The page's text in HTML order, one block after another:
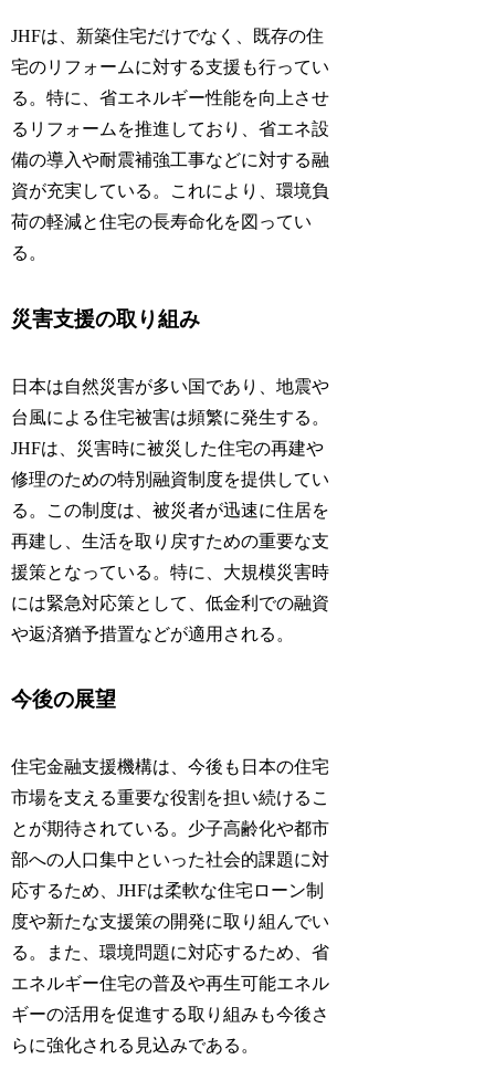
JHFは、新築住宅だけでなく、既存の住
宅のリフォームに対する支援も行ってい
る。特に、省エネルギー性能を向上させ
るリフォームを推進しており、省エネ設
備の導入や耐震補強工事などに対する融
資が充実している。これにより、環境負
荷の軽減と住宅の長寿命化を図ってい
る。
災害支援の取り組み
日本は自然災害が多い国であり、地震や
台風による住宅被害は頻繁に発生する。
JHFは、災害時に被災した住宅の再建や
修理のための特別融資制度を提供してい
る。この制度は、被災者が迅速に住居を
再建し、生活を取り戻すための重要な支
援策となっている。特に、大規模災害時
には緊急対応策として、低金利での融資
や返済猶予措置などが適用される。
今後の展望
住宅金融支援機構は、今後も日本の住宅
市場を支える重要な役割を担い続けるこ
とが期待されている。少子高齢化や都市
部への人口集中といった社会的課題に対
応するため、JHFは柔軟な住宅ローン制
度や新たな支援策の開発に取り組んでい
る。また、環境問題に対応するため、省
エネルギー住宅の普及や再生可能エネル
ギーの活用を促進する取り組みも今後さ
らに強化される見込みである。